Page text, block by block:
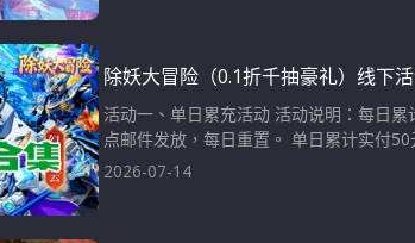
除妖大冒险（0.1折千抽豪礼）线下
活动一、单日累充活动 活动说明：每日
点邮件发放，每日重置。 单日累计实付
2026-07-14